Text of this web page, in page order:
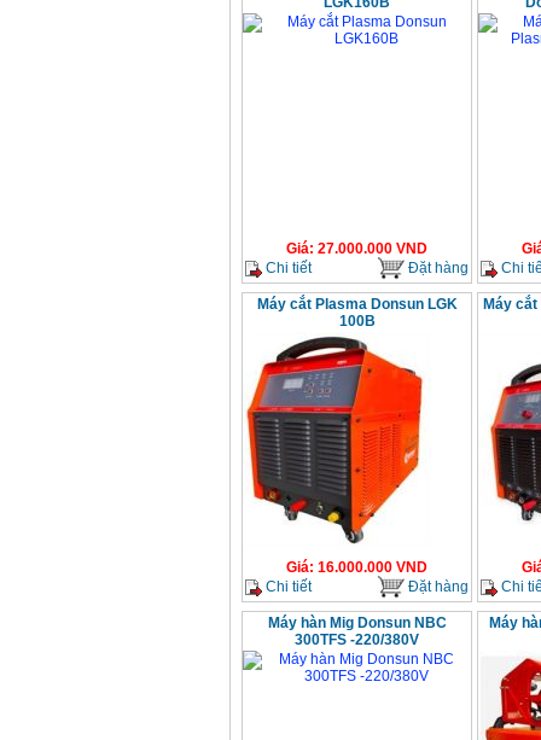
Giá: 27.000.000 VND
Chi tiết
Đặt hàng
Chi
Máy cắt Plasma Donsun LGK
100B
Giá: 16.000.000 VND
Chi tiết
Đặt hàng
Máy
Chi
Máy hàn Mig Donsun NBC
300TFS -220/380V
Máy